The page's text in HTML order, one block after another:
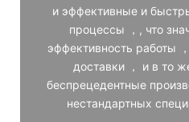
и эффективные и
процессы ，, что
эффективность работы
доставки ， и в то
беспрецедентные
нестандартных